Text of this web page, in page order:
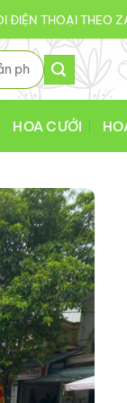
ĐIỆN THOẠI
HOA CƯỚI